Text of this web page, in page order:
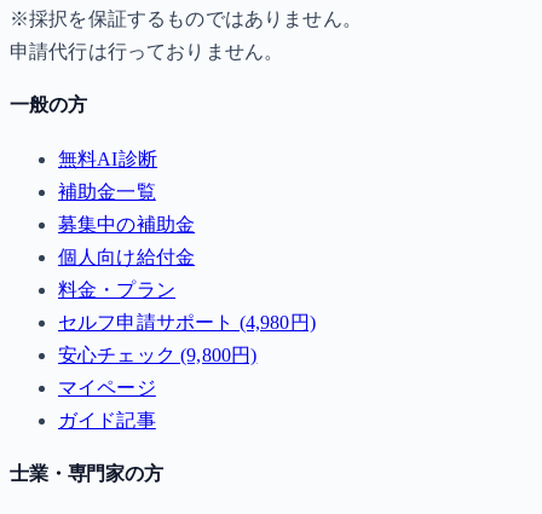
※採択を保証するものではありません。
申請代行は行っておりません。
一般の方
無料AI診断
補助金一覧
募集中の補助金
個人向け給付金
料金・プラン
セルフ申請サポート (4,980円)
安心チェック (9,800円)
マイページ
ガイド記事
士業・専門家の方